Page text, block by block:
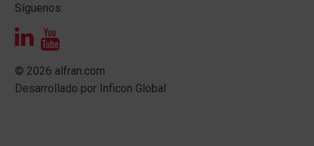
Síguenos:
© 2026 alfran.com
Desarrollado por Inficon Global